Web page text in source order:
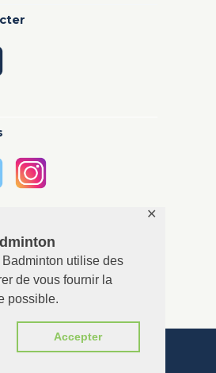
utilise des
de vous fournir la
possible.
Accepter
✕